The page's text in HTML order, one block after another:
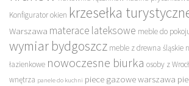
Konfigurator okien krzesełka
Warszawa materace lateksowe meble do
wymiar bydgoszcz meble z drewna śląskie
łazienkowe nowoczesne biurka osoby z
wnętrza panele do kuchni piece gazowe warszawa